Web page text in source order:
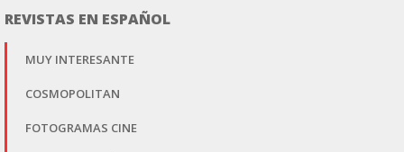
REVISTAS EN ESPAÑOL
MUY INTERESANTE
COSMOPOLITAN
FOTOGRAMAS CINE